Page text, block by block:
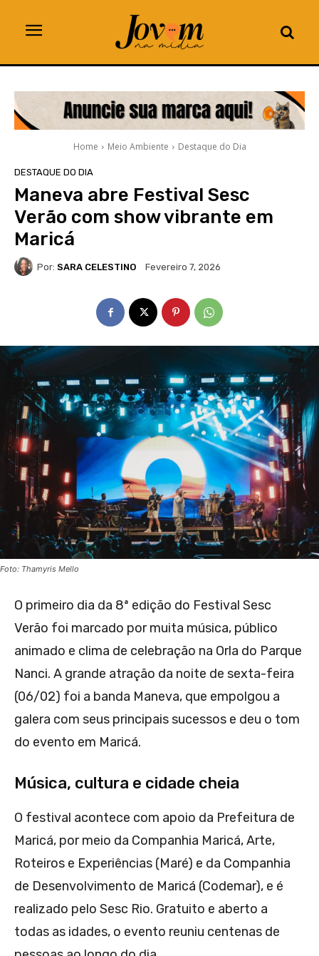
Home Meio Ambiente Destaque do Dia
DESTAQUE DO DIA
Maneva abre Festival Sesc
Verão com show vibrante em
Maricá
Por: SARA CELESTINO Fevereiro 7, 2026
Foto: Thamyris Mello
O primeiro dia da 8ª edição do Festival Sesc
Verão foi marcado por muita música, público
animado e clima de celebração na Orla do Parque
Nanci. A grande atração da noite de sexta-feira
(06/02) foi a banda Maneva, que empolgou a
galera com seus principais sucessos e deu o tom
do evento em Maricá.
Música, cultura e cidade cheia
O festival acontece com apoio da Prefeitura de
Maricá, por meio da Companhia Maricá, Arte,
Roteiros e Experiências (Maré) e da Companhia
de Desenvolvimento de Maricá (Codemar), e é
realizado pelo Sesc Rio. Gratuito e aberto a
todas as idades, o evento reuniu centenas de